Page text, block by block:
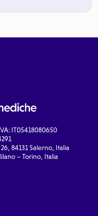
IT05418080650
84131 Salerno, Italia
– Torino, Italia